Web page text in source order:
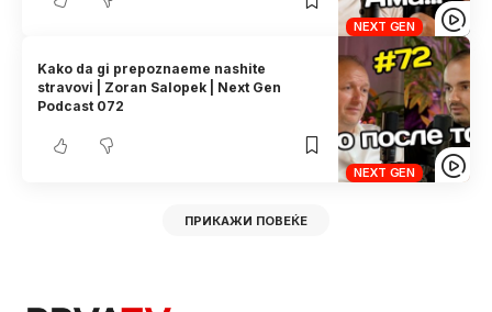
NEXT GEN
NEXT GEN
Kako da gi prepoznaeme nashite
stravovi | Zoran Salopek | Next Gen
Podcast 072
ПРИКАЖИ ПОВЕЌЕ